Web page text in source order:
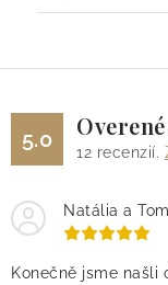
5.0 12 recenzií.
Natália a
Konečně jsme našli